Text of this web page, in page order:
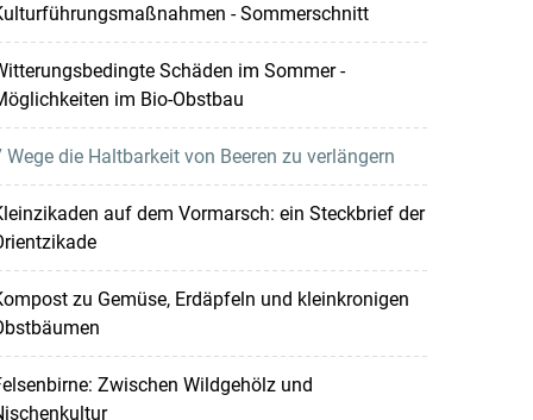
- Sommerschnitt
Schäden im Sommer -
im Bio-Obstbau
Wege die Haltbarkeit von Beeren zu verlängern
auf dem Vormarsch: ein Steckbrief der
zu Gemüse, Erdäpfeln und kleinkronigen
Zwischen Wildgehölz und